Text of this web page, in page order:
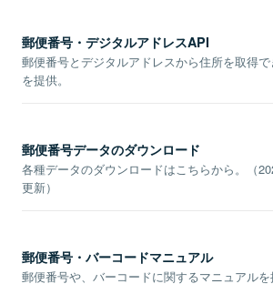
郵便番号・デジタルアドレスAPI
郵便番号とデジタルアドレスから住所を取得
を提供。
郵便番号データのダウンロード
各種データのダウンロードはこちらから。（
更新）
郵便番号・バーコードマニュアル
郵便番号や、バーコードに関するマニュアルを